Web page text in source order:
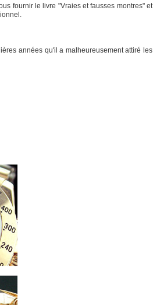
fournir le livre "Vraies et fausses montres" et
années qu'il a malheureusement attiré les